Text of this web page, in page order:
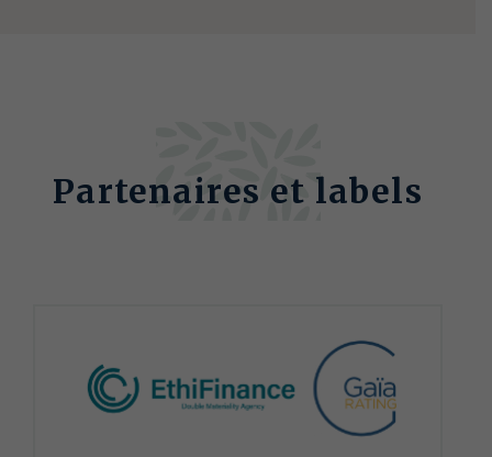
Partenaires et labels